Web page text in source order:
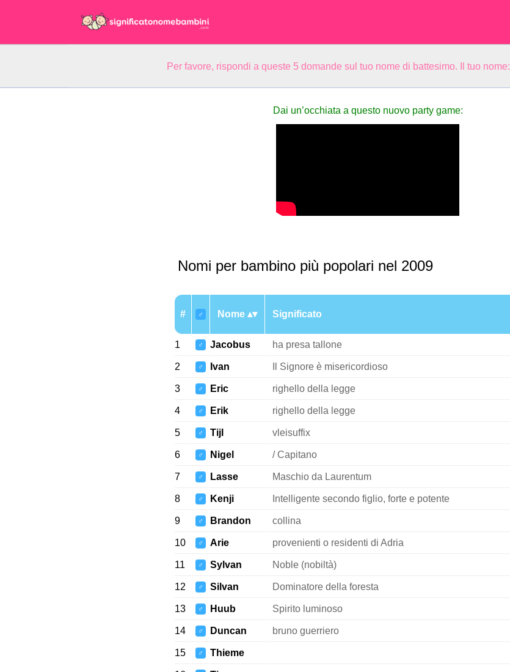
Per favore, rispondi a queste 5 domande sul tuo nome di battesimo. Il tuo nome:
Dai un’occhiata a questo nuovo party game:
Nomi per bambino più popolari nel 2009
# ♂ Nome Significato
1 ♂ Jacobus ha presa tallone
2 ♂ Ivan Il Signore è misericordioso
3 ♂ Eric righello della legge
4 ♂ Erik righello della legge
5 ♂ Tijl vleisuffix
6 ♂ Nigel / Capitano
7 ♂ Lasse Maschio da Laurentum
8 ♂ Kenji Intelligente secondo figlio, forte e potente
9 ♂ Brandon collina
10 ♂ Arie provenienti o residenti di Adria
11 ♂ Sylvan Noble (nobiltà)
12 ♂ Silvan Dominatore della foresta
13 ♂ Huub Spirito luminoso
14 ♂ Duncan bruno guerriero
15 ♂ Thieme